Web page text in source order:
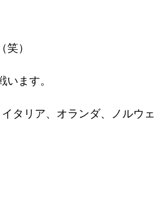
）
ます。
タリア、オランダ、ノルウェ